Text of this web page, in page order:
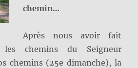
chemin…
Après nous avoir fait
chemins du Seigneur
chemins (25e dimanche), la